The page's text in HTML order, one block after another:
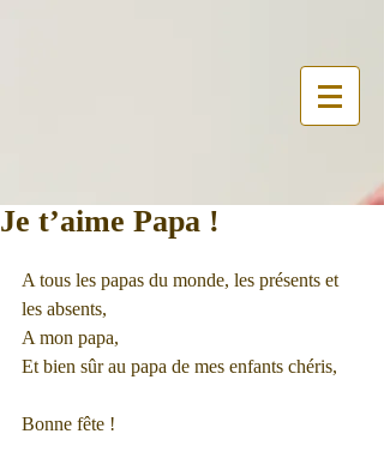
Je t’aime Papa !
A tous les papas du monde, les présents et
les absents,
A mon papa,
Et bien sûr au papa de mes enfants chéris,
Bonne fête !